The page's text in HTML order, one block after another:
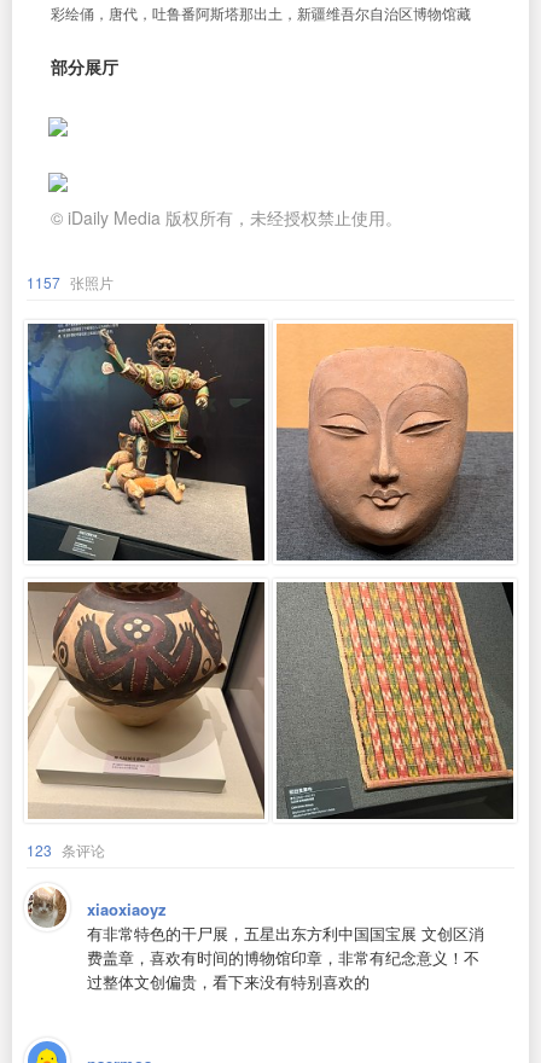
彩绘俑，唐代，吐鲁番阿斯塔那出土，新疆维吾尔自治区博物馆藏
部分展厅
© iDaily Media 版权所有，未经授权禁止使用。
1157 张照片
123 条评论
xiaoxiaoyz
有非常特色的干尸展，五星出东方利中国国宝展 文创区消
费盖章，喜欢有时间的博物馆印章，非常有纪念意义！不
过整体文创偏贵，看下来没有特别喜欢的